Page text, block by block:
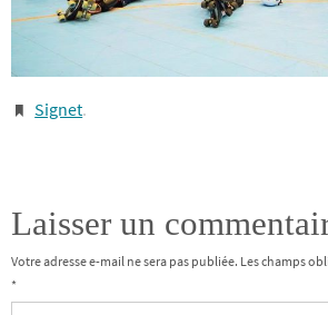
Signet.
Laisser un
Votre adresse e-mail ne sera pas publiée. Les champs
*